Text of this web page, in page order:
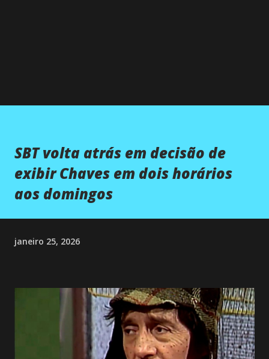
SBT volta atrás em decisão de
exibir Chaves em dois horários
aos domingos
janeiro 25, 2026